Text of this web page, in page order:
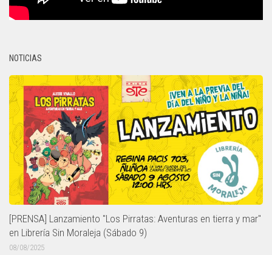
NOTICIAS
[PRENSA] Lanzamiento "Los Pirratas: Aventuras en tierra y mar"
en Librería Sin Moraleja (Sábado 9)
08/08/2025